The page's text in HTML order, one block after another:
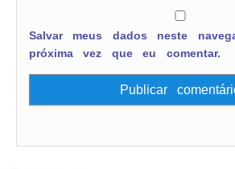
Salvar meus dados neste
próxima vez que eu comentar.